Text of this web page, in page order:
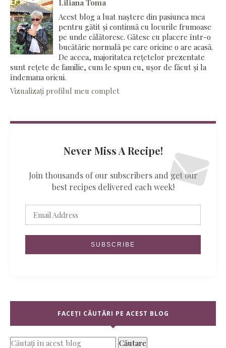
Liliana Toma
Acest blog a luat naștere din pasiunea mea
pentru gătit și continuă cu locurile frumoase
pe unde călătoresc. Gătesc cu placere într-o
bucătărie normală pe care oricine o are acasă.
De aceea, majoritatea rețetelor prezentate
sunt rețete de familie, cum le spun eu, ușor de făcut și la
îndemana oricui.
Vizualizați profilul meu complet
Never Miss A Recipe!
Join thousands of our subscribers and get our
best recipes delivered each week!
FACEȚI CĂUTĂRI PE ACEST BLOG